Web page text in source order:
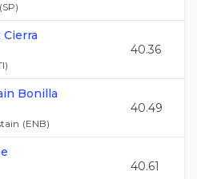
(SP)
Cierra
)
40.36
Bonilla
(ENB)
40.49
40.61